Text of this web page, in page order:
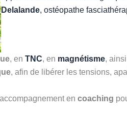
Delalande, ostéopathe
, en TNC, en magnétisme,
, afin de libérer les tensions,
en coaching